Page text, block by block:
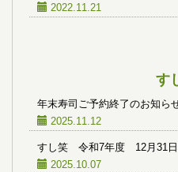
2022.11.21
す
年末寿司ご予約終了のお知ら
2025.11.12
すし笑 令和7年度 12月31日
2025.10.07